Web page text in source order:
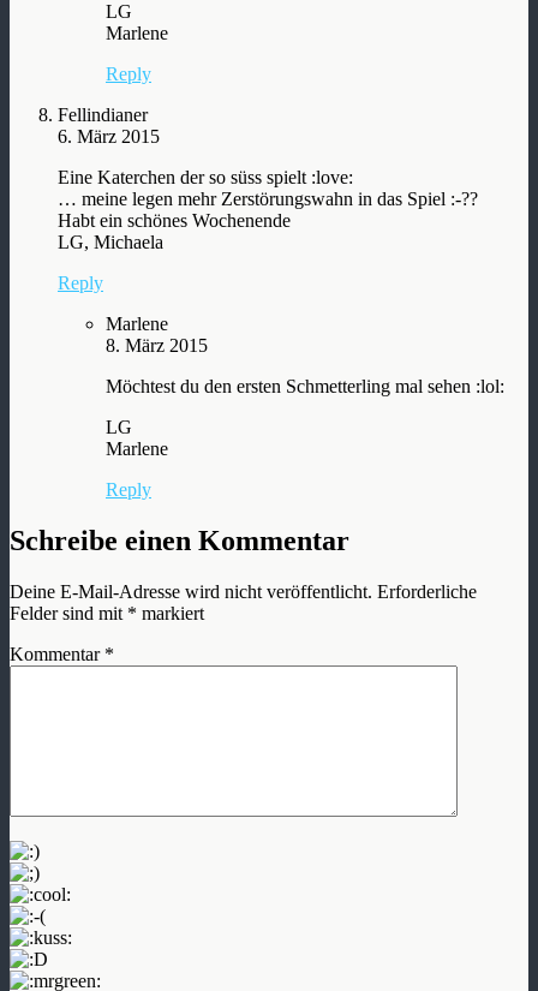
LG
Marlene
Reply
Fellindianer
6. März 2015
Eine Katerchen der so süss spielt :love:
… meine legen mehr Zerstörungswahn in das Spiel :-??
Habt ein schönes Wochenende
LG, Michaela
Reply
Marlene
8. März 2015
Möchtest du den ersten Schmetterling mal sehen :lol:
LG
Marlene
Reply
Schreibe einen Kommentar
Deine E-Mail-Adresse wird nicht veröffentlicht. Erforderliche
Felder sind mit * markiert
Kommentar *